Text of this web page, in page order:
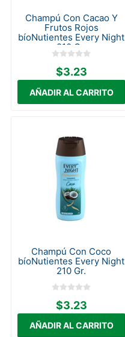
Champú Con Cacao Y
Frutos Rojos
bíoNutientes Every Night
210 Gr.
$3.23
Champú Con Coco
bíoNutientes Every Night
210 Gr.
$3.23